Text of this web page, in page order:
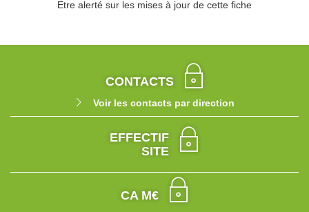
Etre alerté sur les mises à jour de cette fiche
CONTACTS
Voir les contacts par direction
EFFECTIF
SITE
CA M€